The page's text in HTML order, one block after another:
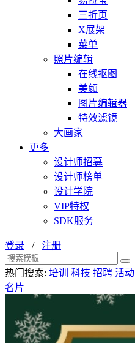
三折页
X展架
菜单
照片编辑
在线抠图
美颜
图片编辑器
特效滤镜
大画家
更多
设计师招募
设计师榜单
设计学院
VIP特权
SDK服务
登录 / 注册
热门搜索: 培训 科技 招聘 活动
名片